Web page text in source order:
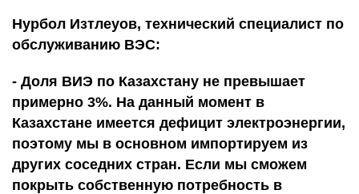
Нурбол Изтлеуов, технический специалист по
обслуживанию ВЭС:
- Доля ВИЭ по Казахстану не превышает
примерно 3%. На данный момент в
Казахстане имеется дефицит электроэнергии,
поэтому мы в основном импортируем из
других соседних стран. Если мы сможем
покрыть собственную потребность в